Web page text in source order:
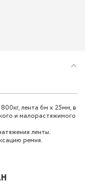
лента 6м х 25мм, в
и малорастяжимого
ленты.
ремня.